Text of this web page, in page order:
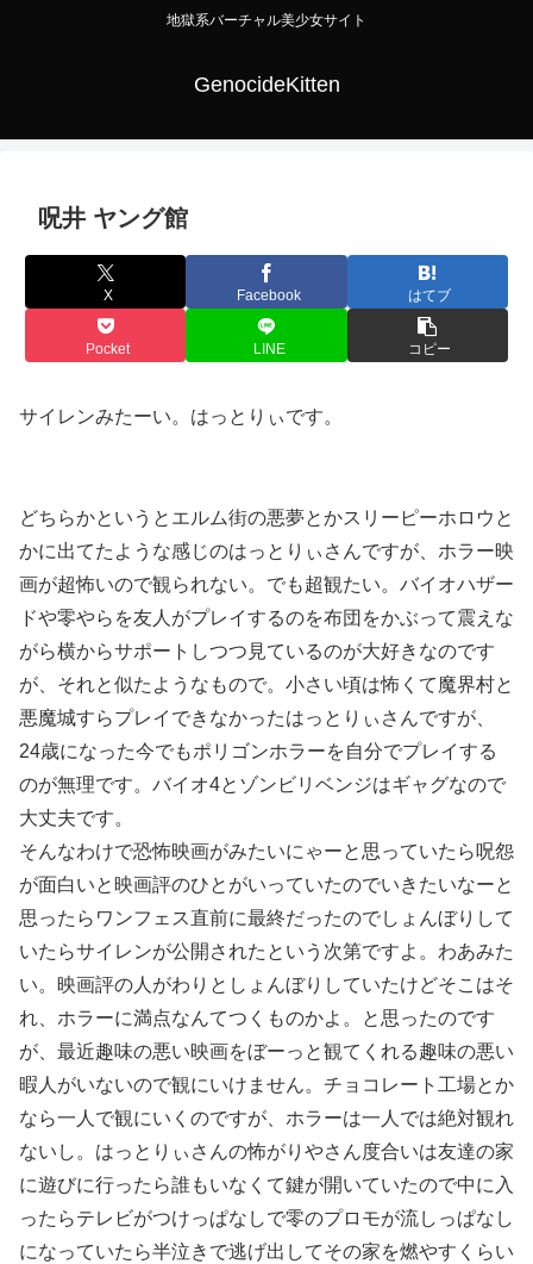
地獄系バーチャル美少女サイト
GenocideKitten
呪井 ヤング館
X Facebook はてブ
Pocket LINE コピー
サイレンみたーい。はっとりぃです。
どちらかというとエルム街の悪夢とかスリーピーホロウと
かに出てたような感じのはっとりぃさんですが、ホラー映
画が超怖いので観られない。でも超観たい。バイオハザー
ドや零やらを友人がプレイするのを布団をかぶって震えな
がら横からサポートしつつ見ているのが大好きなのです
が、それと似たようなもので。小さい頃は怖くて魔界村と
悪魔城すらプレイできなかったはっとりぃさんですが、
24歳になった今でもポリゴンホラーを自分でプレイする
のが無理です。バイオ4とゾンビリベンジはギャグなので
大丈夫です。
そんなわけで恐怖映画がみたいにゃーと思っていたら呪怨
が面白いと映画評のひとがいっていたのでいきたいなーと
思ったらワンフェス直前に最終だったのでしょんぼりして
いたらサイレンが公開されたという次第ですよ。わあみた
い。映画評の人がわりとしょんぼりしていたけどそこはそ
れ、ホラーに満点なんてつくものかよ。と思ったのです
が、最近趣味の悪い映画をぼーっと観てくれる趣味の悪い
暇人がいないので観にいけません。チョコレート工場とか
なら一人で観にいくのですが、ホラーは一人では絶対観れ
ないし。はっとりぃさんの怖がりやさん度合いは友達の家
に遊びに行ったら誰もいなくて鍵が開いていたので中に入
ったらテレビがつけっぱなしで零のプロモが流しっぱなし
になっていたら半泣きで逃げ出してその家を燃やすくらい